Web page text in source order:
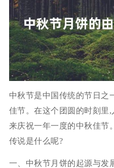
中秋节是中国传统的节日之
佳节。在这个团圆的时刻里
来庆祝一年一度的中秋佳节
传说是什么呢?
一、中秋节月饼的起源与发